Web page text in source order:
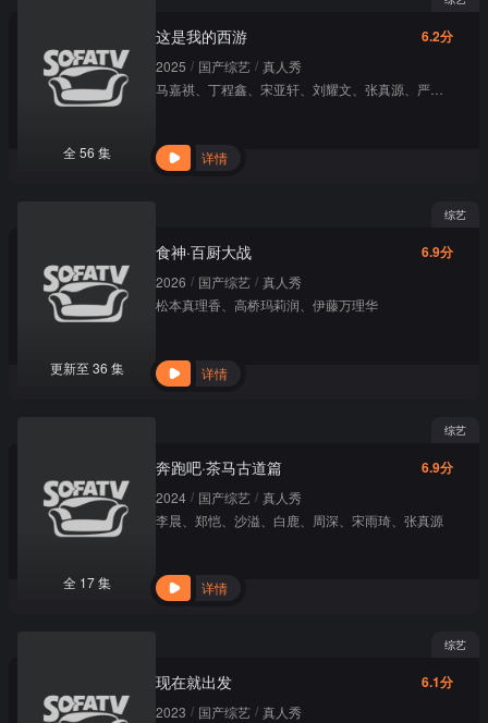
全 56 集
这是我的西游 6.2分
2025 / 国产综艺 / 真人秀
马嘉祺 、丁程鑫 、宋亚轩 、刘耀文 、张真源 严浩翔
详情
更新至 36 集
综艺
食神·百厨大战 6.9分
2026 / 国产综艺 / 真人秀
松本真理香 、高桥玛莉润 、伊藤万理华
详情
全 17 集
综艺
奔跑吧·茶马古道篇 6.9分
2024 / 国产综艺 / 真人秀
李晨 、郑恺 、沙溢 白鹿 周深 、宋雨琦 、张真源
详情
综艺
现在就出发 6.1分
2023 / 国产综艺 / 真人秀